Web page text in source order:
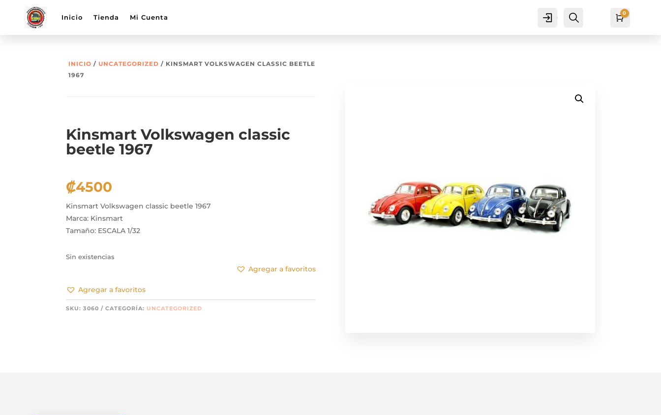
Inicio Tienda Mi Cuenta Cuenta Carro
0
INICIO / UNCATEGORIZED / KINSMART VOLKSWAGEN CLASSIC BEETLE
1967
Kinsmart Volkswagen classic
beetle 1967
₡4500
Kinsmart Volkswagen classic beetle 1967
Marca: Kinsmart
Tamaño: ESCALA 1/32
Sin existencias
Agregar a favoritos
Agregar a favoritos
SKU:3060 CATEGORÍA: UNCATEGORIZED